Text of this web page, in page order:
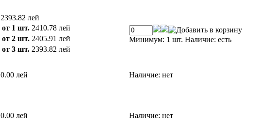
2393.82 лей
от 1 шт. 2410.78 лей
от 2 шт. 2405.91 лей
от 3 шт. 2393.82 лей
Минимум: 1 шт. Наличие: есть
0.00 лей Наличие: нет
0.00 лей Наличие: нет